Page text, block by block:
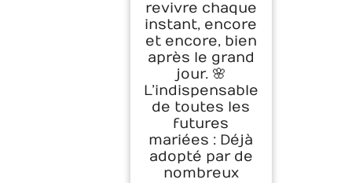
revivre chaque
instant, encore
et encore, bien
après le grand
jour. 🌸
L’indispensable
de toutes les
futures
mariées : Déjà
adopté par de
nombreux